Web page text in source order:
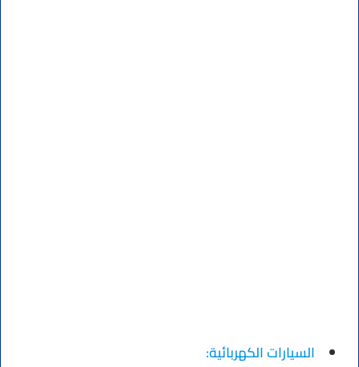
السيارات الكهربائية: